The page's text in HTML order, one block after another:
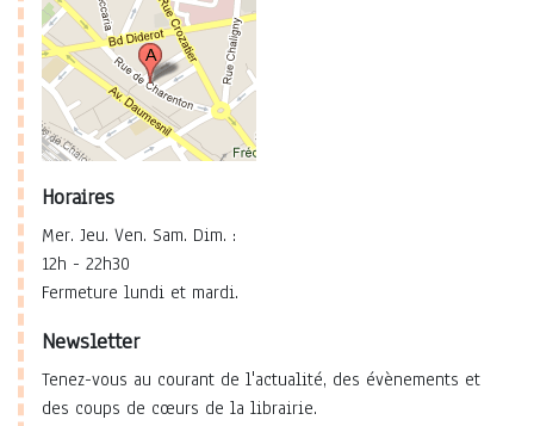
Horaires
Mer. Jeu. Ven. Sam. Dim. :
12h - 22h30
Fermeture lundi et mardi.
Newsletter
Tenez-vous au courant de l'actualité, des évènements et
des coups de cœurs de la librairie.